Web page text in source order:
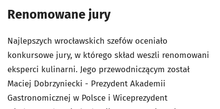
Renomowane jury
Najlepszych wrocławskich szefów oceniało
konkursowe jury, w którego skład weszli renomowani
eksperci kulinarni. Jego przewodniczącym został
Maciej Dobrzyniecki - Prezydent Akademii
Gastronomicznej w Polsce i Wiceprezydent